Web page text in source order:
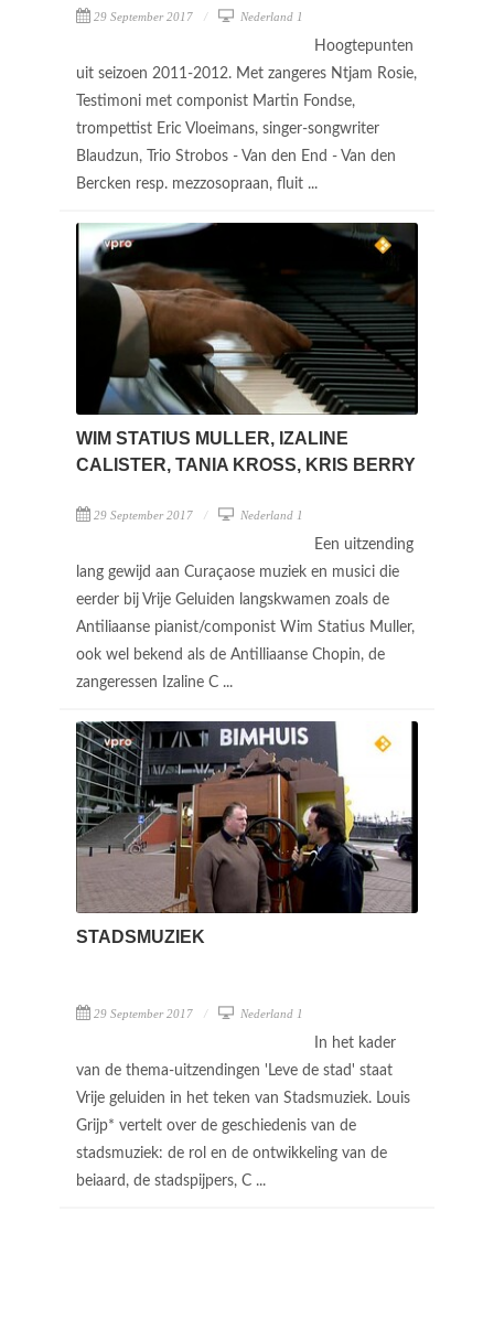
29 September 2017 Nederland 1
Hoogtepunten
uit seizoen 2011-2012. Met zangeres Ntjam Rosie,
Testimoni met componist Martin Fondse,
trompettist Eric Vloeimans, singer-songwriter
Blaudzun, Trio Strobos - Van den End - Van den
Bercken resp. mezzosopraan, fluit ...
WIM STATIUS MULLER, IZALINE
CALISTER, TANIA KROSS, KRIS BERRY
29 September 2017 Nederland 1
Een uitzending
lang gewijd aan Curaçaose muziek en musici die
eerder bij Vrije Geluiden langskwamen zoals de
Antiliaanse pianist/componist Wim Statius Muller,
ook wel bekend als de Antilliaanse Chopin, de
zangeressen Izaline C ...
STADSMUZIEK
29 September 2017 Nederland 1
In het kader
van de thema-uitzendingen 'Leve de stad' staat
Vrije geluiden in het teken van Stadsmuziek. Louis
Grijp* vertelt over de geschiedenis van de
stadsmuziek: de rol en de ontwikkeling van de
beiaard, de stadspijpers, C ...